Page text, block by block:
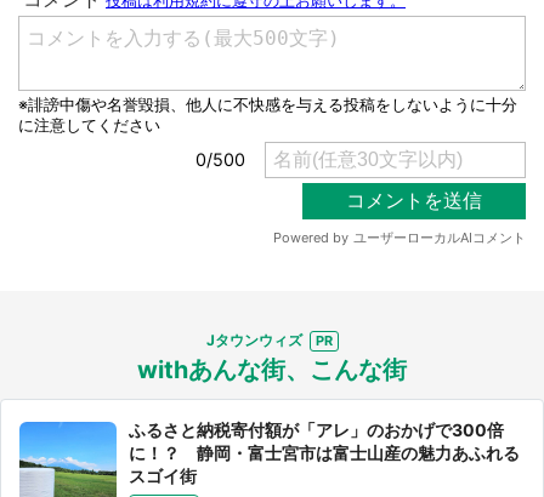
Jタウンウィズ
withあんな街、こんな街
ふるさと納税寄付額が「アレ」のおかげで300倍
に！？ 静岡・富士宮市は富士山産の魅力あふれる
スゴイ街